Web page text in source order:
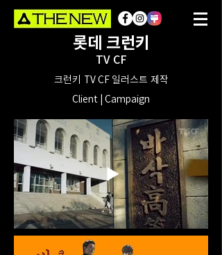
롯데 크런키
TV CF
크런키 TV CF 일러스트 제작
Client | Campaign